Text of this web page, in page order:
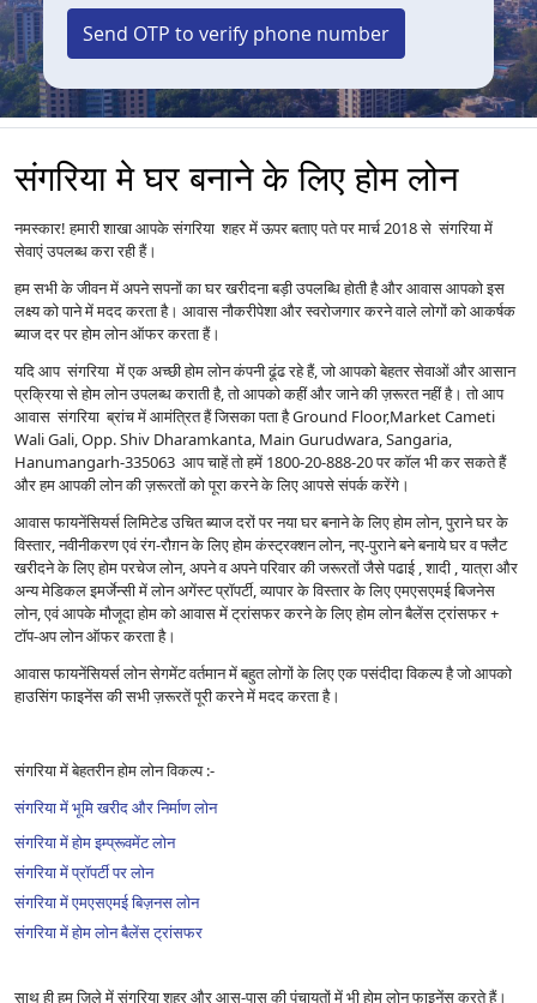
Send OTP to verify phone number
संगरिया मे घर बनाने के लिए होम लोन
नमस्कार! हमारी शाखा आपके संगरिया शहर में ऊपर बताए पते पर मार्च 2018 से संगरिया में
सेवाएं उपलब्ध करा रही हैं।
हम सभी के जीवन में अपने सपनों का घर खरीदना बड़ी उपलब्धि होती है और आवास आपको इस
लक्ष्य को पाने में मदद करता है। आवास नौकरीपेशा और स्वरोजगार करने वाले लोगों को आकर्षक
ब्याज दर पर होम लोन ऑफर करता हैं।
यदि आप संगरिया में एक अच्छी होम लोन कंपनी ढूंढ रहे हैं, जो आपको बेहतर सेवाओं और आसान
प्रक्रिया से होम लोन उपलब्ध कराती है, तो आपको कहीं और जाने की ज़रूरत नहीं है। तो आप
आवास संगरिया ब्रांच में आमंत्रित हैं जिसका पता है Ground Floor,Market Cameti
Wali Gali, Opp. Shiv Dharamkanta, Main Gurudwara, Sangaria,
Hanumangarh-335063 आप चाहें तो हमें 1800-20-888-20 पर कॉल भी कर सकते हैं
और हम आपकी लोन की ज़रूरतों को पूरा करने के लिए आपसे संपर्क करेंगे।
आवास फायनेंसियर्स लिमिटेड उचित ब्याज दरों पर नया घर बनाने के लिए होम लोन, पुराने घर के
विस्तार, नवीनीकरण एवं रंग-रौग़न के लिए होम कंस्ट्रक्शन लोन, नए-पुराने बने बनाये घर व फ्लैट
खरीदने के लिए होम परचेज लोन, अपने व अपने परिवार की जरूरतों जैसे पढाई , शादी , यात्रा और
अन्य मेडिकल इमर्जेन्सी में लोन अगेंस्ट प्रॉपर्टी, व्यापार के विस्तार के लिए एमएसएमई बिजनेस
लोन, एवं आपके मौजूदा होम को आवास में ट्रांसफर करने के लिए होम लोन बैलेंस ट्रांसफर +
टॉप-अप लोन ऑफर करता है।
आवास फायनेंसियर्स लोन सेगमेंट वर्तमान में बहुत लोगों के लिए एक पसंदीदा विकल्प है जो आपको
हाउसिंग फाइनेंस की सभी ज़रूरतें पूरी करने में मदद करता है।
संगरिया में बेहतरीन होम लोन विकल्प :-
संगरिया में भूमि खरीद और निर्माण लोन
संगरिया में होम इम्प्रूवमेंट लोन
संगरिया में प्रॉपर्टी पर लोन
संगरिया में एमएसएमई बिज़नस लोन
संगरिया में होम लोन बैलेंस ट्रांसफर
साथ ही हम ज़िले में संगरिया शहर और आस-पास की पंचायतों में भी होम लोन फाइनेंस करते हैं।